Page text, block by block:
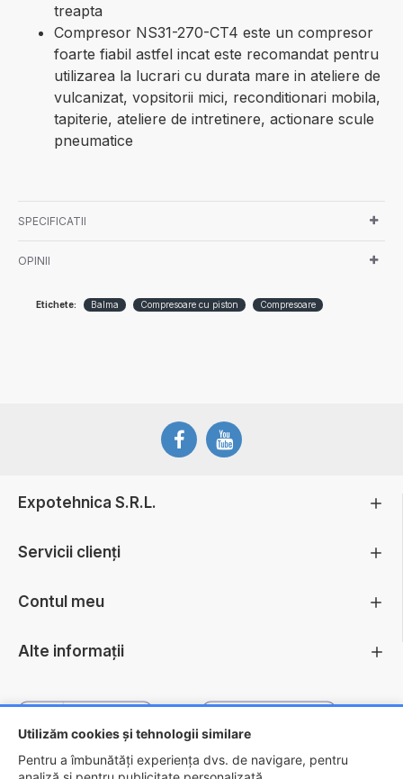
Utilizăm cookies și tehnologii similare
Pentru a îmbunătăți experiența dvs. de navigare, pentru
treapta
Compresor NS31-270-CT4 este un compresor
foarte fiabil astfel incat este recomandat pentru
utilizarea la lucrari cu durata mare in ateliere de
vulcanizat, vopsitorii mici, reconditionari mobila,
tapiterie, ateliere de intretinere, actionare scule
pneumatice
SPECIFICATII
OPINII
Etichete: Balma Compresoare cu piston Compresoare
Expotehnica S.R.L.
Servicii clienți
Contul meu
Alte informații